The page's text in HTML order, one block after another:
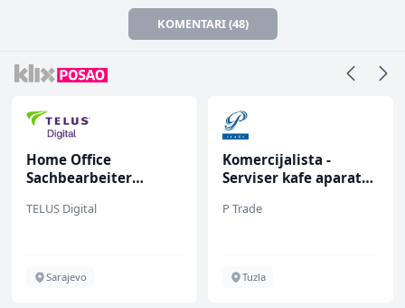
KOMENTARI (48)
Home Office
Sachbearbeiter
bekannten deutschen
TELUS Digital
Sarajevo
Komercijalista -
Serviser kafe aparata
P Trade
Tuzla